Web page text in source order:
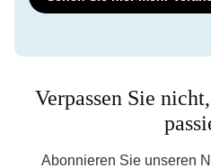
Verpassen Sie
Abonnieren Sie unseren